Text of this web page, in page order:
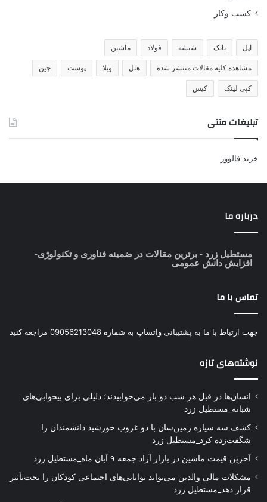
کسب وکار
اپل بانک شیشه فولاد ماشین
مشاهده کلیه مقالات منتشر شده هتل ویلا پوست چین
کپی لینک کیس
تبلیغات متنی
خرید فالوور
درباره ما
مستطیل زرد - برترین مقالات در ضمینه فناوری و تکنولوژی-
افزایش دانش عمومی
تماس با ما
جهت ارتباط با ما به پشتیبانی واتساپ به شماره 09056213048 مراجعه کنید
نوشته‌های تازه
انسان‌ها در قبل هر شب دو بار می‌خوابیدند؛ دلیلی برای بیخوابی‌های
شبانه_مستطیل زرد
کشف سه سیاره زمین‌سان با دو غروب خورشید دانشمندان را
شگفت‌زده کرد_مستطیل زرد
آخرین قیمت ماشین در بازار آزاد جمعه ۹ آبان ماه_مستطیل زرد
مشکلات مالی والدین می‌تواند توانایی‌های اجتماعی کودکان را تحت‌تأثیر
قرار دهد_مستطیل زرد